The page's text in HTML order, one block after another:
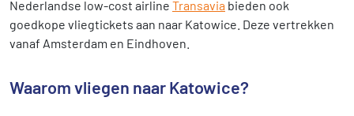
Nederlandse low-cost airline Transavia bieden ook
goedkope vliegtickets aan naar Katowice. Deze vertrekken
vanaf Amsterdam en Eindhoven.
Waarom vliegen naar Katowice?